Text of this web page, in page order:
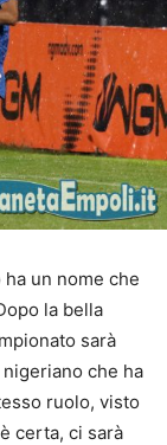
un nome che
la bella
sarà
che ha
ruolo, visto
certa, ci sarà